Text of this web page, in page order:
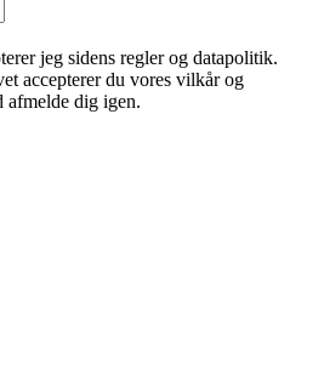
jeg sidens regler og datapolitik.
accepterer du vores vilkår og
dig igen.